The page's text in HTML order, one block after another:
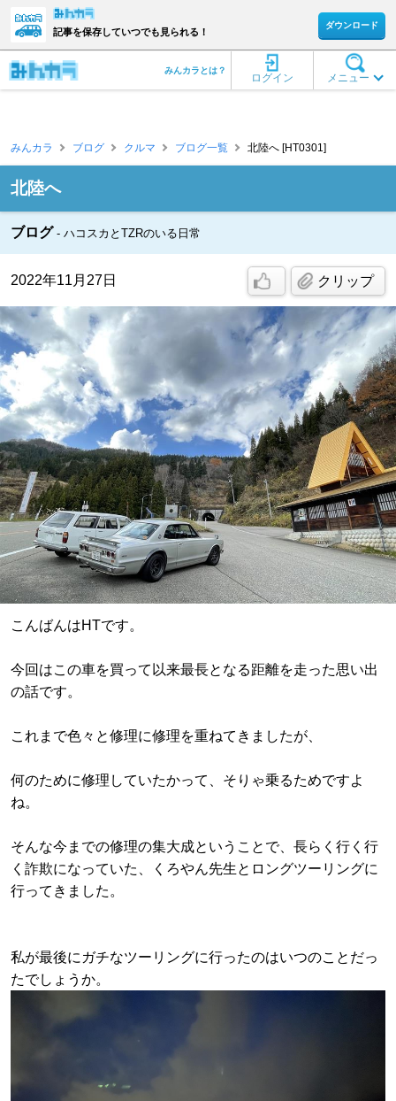
記事を保存していつでも見られる！
ダウンロード
メニュー
ログイン
みんカラとは？
みんカラ ブログ クルマ ブログ一覧 北陸へ [HT0301]
北陸へ
ブログ ハコスカとTZRのいる日常
2022年11月27日 クリップ
こんばんはHTです。
今回はこの車を買って以来最長となる距離を走った思い出
の話です。
これまで色々と修理に修理を重ねてきましたが、
何のために修理していたかって、そりゃ乗るためですよ
ね。
そんな今までの修理の集大成ということで、長らく行く行
く詐欺になっていた、くろやん先生とロングツーリングに
行ってきました。
私が最後にガチなツーリングに行ったのはいつのことだっ
たでしょうか。